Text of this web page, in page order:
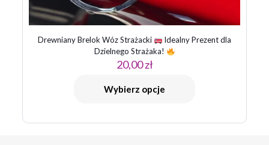
Drewniany Brelok Wóz Strażacki
Idealny Prezent dla
Dzielnego Strażaka!
20,00zł
Wybierz opcje